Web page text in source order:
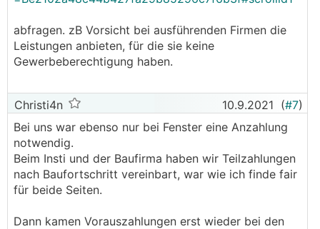
abfragen. zB Vorsicht bei ausführenden Firmen die
Leistungen anbieten, für die sie keine
Gewerbeberechtigung haben.
Christi4n 10.9.2021 (#7)
Bei uns war ebenso nur bei Fenster eine Anzahlung
notwendig.
Beim Insti und der Baufirma haben wir Teilzahlungen
nach Baufortschritt vereinbart, war wie ich finde fair
für beide Seiten.
Dann kamen Vorauszahlungen erst wieder bei den